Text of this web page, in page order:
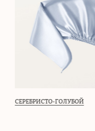
СЕРЕБРИСТО-ГОЛУБОЙ